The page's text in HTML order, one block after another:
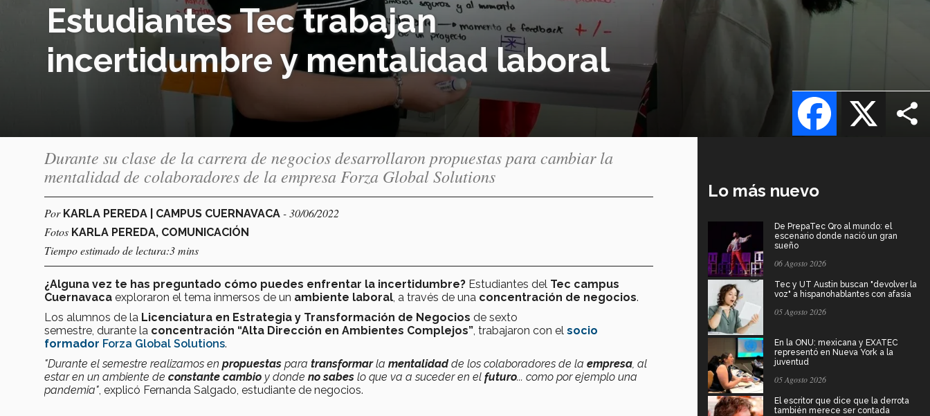
Estudiantes Tec trabajan
incertidumbre y mentalidad laboral
X
Facebook
Durante su clase de la carrera de negocios desarrollaron propuestas para cambiar la
mentalidad de colaboradores de la empresa Forza Global Solutions
Por KARLA PEREDA | CAMPUS CUERNAVACA - 30/06/2022
Fotos KARLA PEREDA, COMUNICACIÓN
Tiempo estimado de lectura:3 mins
¿Alguna vez te has preguntado cómo puedes enfrentar la incertidumbre? Estudiantes del Tec campus
Cuernavaca exploraron el tema inmersos de un ambiente laboral , a través de una concentración de negocios.
Los alumnos de la Licenciatura en Estrategia y Transformación de Negocios de sexto
semestre, durante la concentración “Alta Dirección en Ambientes Complejos” , trabajaron con el socio
formador Forza Global Solutions.
"Durante el semestre realizamos en propuestas para transformarla mentalidadde los colaboradores de la empresa , al
estar en un ambiente de constante cambio y donde no sabes lo que va a suceder en el futuro... como por ejemplo una
pandemia" , explicó Fernanda Salgado, estudiante de negocios.
Lo más nuevo
De PrepaTec Qro al mundo: el
escenario donde nació un gran
sueño
06 Agosto 2026
Tec y UT Austin buscan "devolver la
voz" a hispanohablantes con afasia
05 Agosto 2026
En la ONU: mexicana y EXATEC
representó en Nueva York a la
juventud
05 Agosto 2026
El escritor que dice que la derrota
también merece ser contada